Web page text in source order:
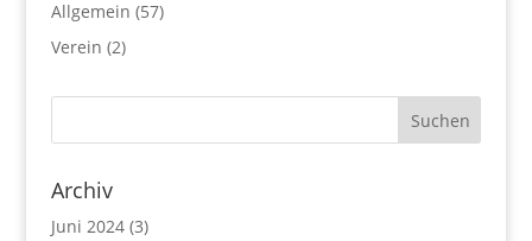
Allgemein (57)
Verein (2)
Archiv
Juni 2024(3)